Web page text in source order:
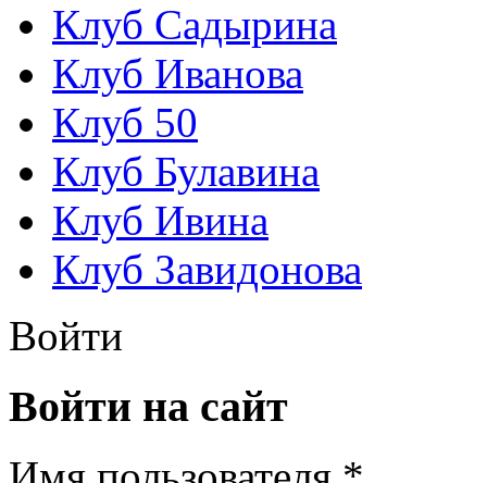
Клуб Садырина
Клуб Иванова
Клуб 50
Клуб Булавина
Клуб Ивина
Клуб Завидонова
Войти
Войти на сайт